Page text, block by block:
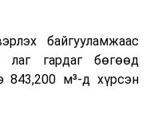
ажиллах дасгал,
дадлага зэрэг
зохион байгуулж
байгууламжаас
гардаг бөгөөд
843,200 м³-д хүрсэн